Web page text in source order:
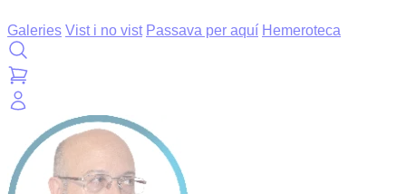
Galeries Vist i no vist Passava per aquí Hemeroteca